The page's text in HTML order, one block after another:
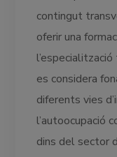
contingut
oferir una
es considera
diferents vies
l’autoocupació
dins del sector